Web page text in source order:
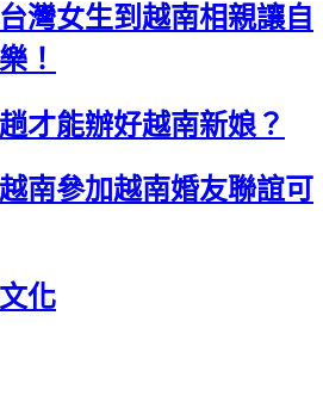
灣女生到越南相親讓自
！
才能辦好越南新娘？
南參加越南婚友聯誼可
化